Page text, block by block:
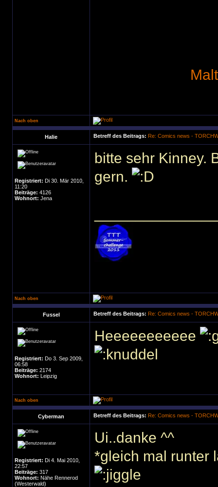
Nach oben
Halie Betreff des Beitrags: Re: Comics news -
Registriert: Di 30. Mär 2010,
11:20
Beiträge: 4126
Wohnort: Jena
bitte sehr Kinney.
gern.
Nach oben
Fussel Betreff des Beitrags: Re: Comics news -
Registriert: Do 3. Sep 2009,
06:58
Beiträge: 2174
Wohnort: Leipzig
Heeeeeeeeeee
Nach oben
Cyberman Betreff des Beitrags: Re: Comics news -
Registriert: Di 4. Mai 2010,
22:57
Beiträge: 317
Wohnort: Nähe Rennerod
(Westerwald)
Ui..danke ^^
*gleich mal runter